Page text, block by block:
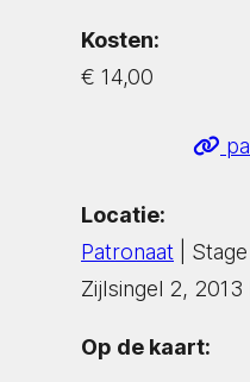
Kosten:
€ 14,00
Locatie:
Patronaat |
Zijlsingel 2,
Op de kaart: